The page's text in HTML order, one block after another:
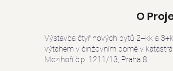
O
Výstavba čtyř nových bytů 2+kk a
výtahem v činžovním domě v
Mezihoří č.p. 1211/13, Praha 8.